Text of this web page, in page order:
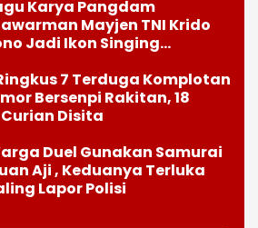
Karya Pangdam
Mayjen TNI Krido
Jadi Ikon Singing
7 Terduga Komplotan
Bersenpi Rakitan, 18
Disita
Duel Gunakan Samurai
Aji , Keduanya Terluka
Lapor Polisi